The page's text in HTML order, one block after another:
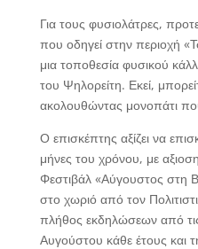
Για τους φυσιολάτρες,
που οδηγεί στην περιοχή
μια τοποθεσία φυσικού
του Ψηλορείτη. Εκεί,
ακολουθώντας μονοπάτι
Ο επισκέπτης αξίζει να
μήνες του χρόνου, με
Φεστιβάλ «Αύγουστος στη
στο χωριό από τον
πλήθος εκδηλώσεων από
Αυγούστου κάθε έτους και